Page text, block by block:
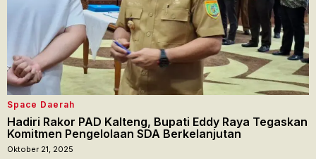
Space Daerah
Hadiri Rakor PAD Kalteng, Bupati Eddy Raya Tegaskan
Komitmen Pengelolaan SDA Berkelanjutan
Oktober 21, 2025